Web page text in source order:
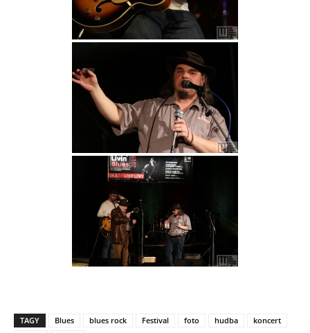
TAGY Blues blues rock Festival foto hudba
koncert